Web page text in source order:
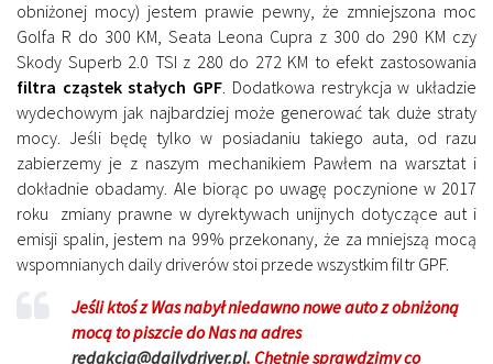
obniżonej mocy) jestem prawie pewny, że zmniejszona moc
Golfa R do 300 KM, Seata Leona Cupra z 300 do 290 KM czy
Skody Superb 2.0 TSI z 280 do 272 KM to efekt zastosowania
filtra cząstek stałych GPF. Dodatkowa restrykcja w układzie
wydechowym jak najbardziej może generować tak duże straty
mocy. Jeśli będę tylko w posiadaniu takiego auta, od razu
zabierzemy je z naszym mechanikiem Pawłem na warsztat i
dokładnie obadamy. Ale biorąc po uwagę poczynione w 2017
roku zmiany prawne w dyrektywach unijnych dotyczące aut i
emisji spalin, jestem na 99% przekonany, że za mniejszą mocą
wspomnianych daily driverów stoi przede wszystkim filtr GPF.
Jeśli ktoś z Was nabył niedawno nowe auto z obniżoną
mocą to piszcie do Nas na adres
redakcja@dailydriver.pl. Chętnie sprawdzimy co